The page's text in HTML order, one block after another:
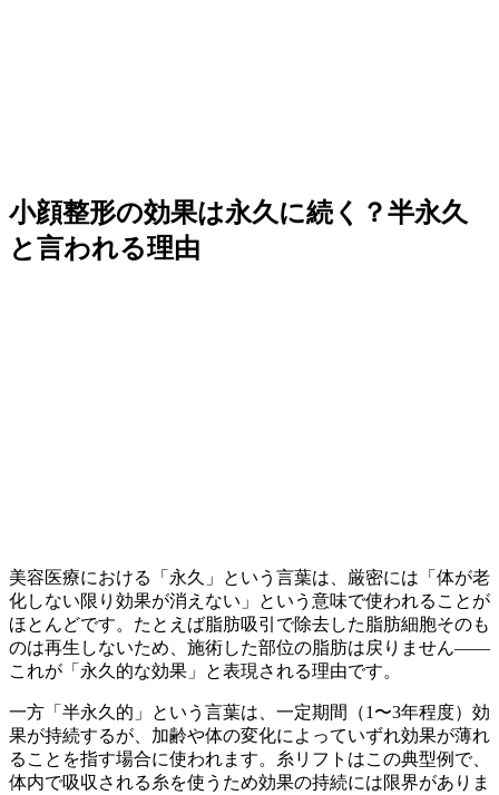
小顔整形の効果は永久に続く？半永久
と言われる理由
美容医療における「永久」という言葉は、厳密には「体が老
化しない限り効果が消えない」という意味で使われることが
ほとんどです。たとえば脂肪吸引で除去した脂肪細胞そのも
のは再生しないため、施術した部位の脂肪は戻りません——
これが「永久的な効果」と表現される理由です。
一方「半永久的」という言葉は、一定期間（1〜3年程度）効
果が持続するが、加齢や体の変化によっていずれ効果が薄れ
ることを指す場合に使われます。糸リフトはこの典型例で、
体内で吸収される糸を使うため効果の持続には限界がありま